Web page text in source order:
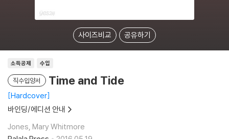
사이즈비교 공유하기
소득공제 수입
직수입양서 Time and Tide
Hardcover
바인딩/에디션 안내
Jones, Mary Whitmore